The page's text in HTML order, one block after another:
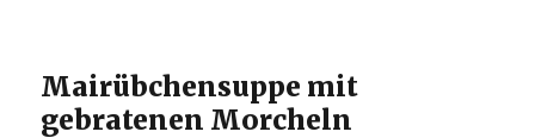
Mairübchensuppe mit
gebratenen Morcheln